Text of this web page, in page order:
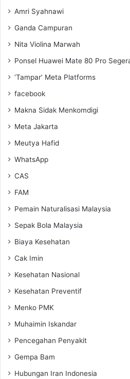
Amri Syahnawi
Ganda Campuran
Nita Violina Marwah
Ponsel Huawei Mate 80 Pro
‘Tampar’ Meta Platforms
facebook
Makna Sidak Menkomdigi
Meta Jakarta
Meutya Hafid
WhatsApp
CAS
FAM
Pemain Naturalisasi Malaysia
Sepak Bola Malaysia
Biaya Kesehatan
Cak Imin
Kesehatan Nasional
Kesehatan Preventif
Menko PMK
Muhaimin Iskandar
Pencegahan Penyakit
Gempa Bam
Hubungan Iran Indonesia